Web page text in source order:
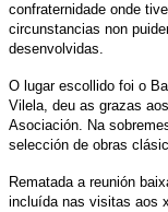
confraternidade onde
circunstancias non
desenvolvidas.
O lugar escollido foi o
Vilela, deu as grazas
Asociación. Na
selección de obras
Rematada a reunión
incluída nas visitas aos